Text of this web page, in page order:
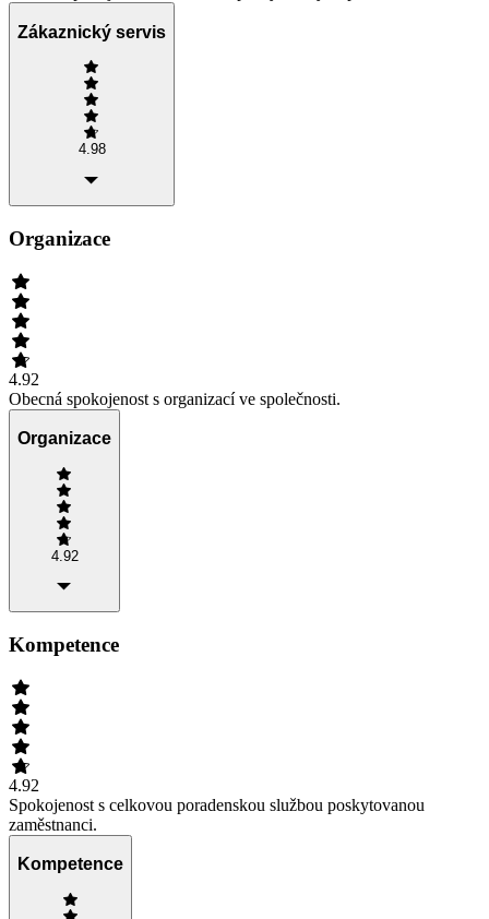
Zákaznický servis
4.98
Organizace
4.92
Obecná spokojenost s organizací ve společnosti.
Organizace
4.92
Kompetence
4.92
Spokojenost s celkovou poradenskou službou poskytovanou
zaměstnanci.
Kompetence